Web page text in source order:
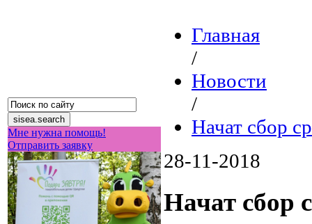
Мне нужна помощь!
Отправить заявку
Главная
/
Новости
/
Начат сбор
28-11-2018
Начат сбор